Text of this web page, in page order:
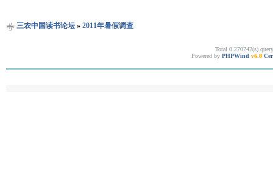
三农中国读书论坛» 2011年暑假调查
Total 0.270742(s)
Powered by PHPWind v6.0